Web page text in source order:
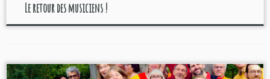
Le retour des musiciens !